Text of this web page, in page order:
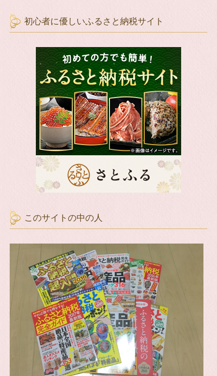
初心者に優しいふるさと納税サイト
このサイトの中の人